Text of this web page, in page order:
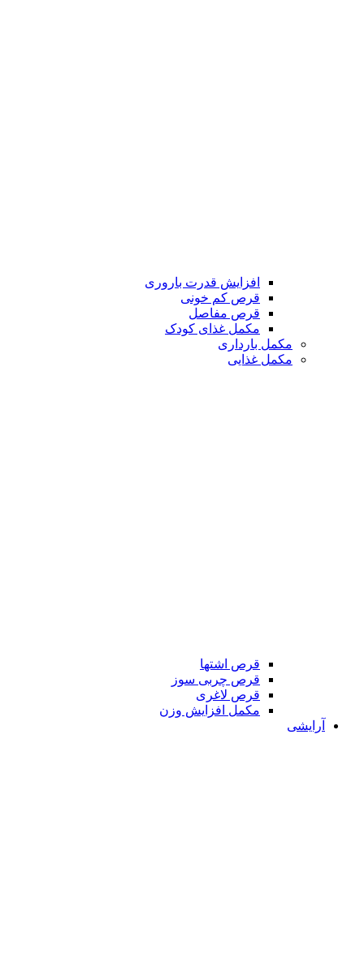
افزایش قدرت باروری
قرص کم خونی
قرص مفاصل
مکمل غذای کودک
مکمل بارداری
مکمل غذایی
قرص اشتها
قرص چربی سوز
قرص لاغری
مکمل افزایش وزن
آرایشی